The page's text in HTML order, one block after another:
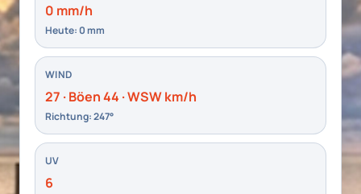
0 mm/h
Heute: 0 mm
WIND
27 · Böen 44 · WSW km/h
Richtung: 247°
UV
6